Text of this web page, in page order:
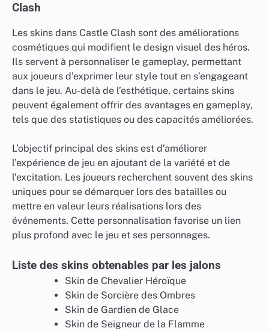
Clash
Les skins dans Castle Clash sont des améliorations
cosmétiques qui modifient le design visuel des héros.
Ils servent à personnaliser le gameplay, permettant
aux joueurs d’exprimer leur style tout en s’engageant
dans le jeu. Au-delà de l’esthétique, certains skins
peuvent également offrir des avantages en gameplay,
tels que des statistiques ou des capacités améliorées.
L’objectif principal des skins est d’améliorer
l’expérience de jeu en ajoutant de la variété et de
l’excitation. Les joueurs recherchent souvent des skins
uniques pour se démarquer lors des batailles ou
mettre en valeur leurs réalisations lors des
événements. Cette personnalisation favorise un lien
plus profond avec le jeu et ses personnages.
Liste des skins obtenables par les jalons
Skin de Chevalier Héroïque
Skin de Sorcière des Ombres
Skin de Gardien de Glace
Skin de Seigneur de la Flamme